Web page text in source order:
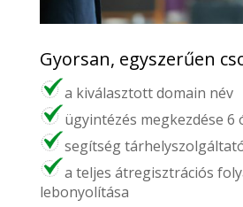
Gyorsan, egyszerűen
a kiválasztott domain név
ügyintézés megkezdése 6
segítség
a teljes átregisztrációs
lebonyolítása